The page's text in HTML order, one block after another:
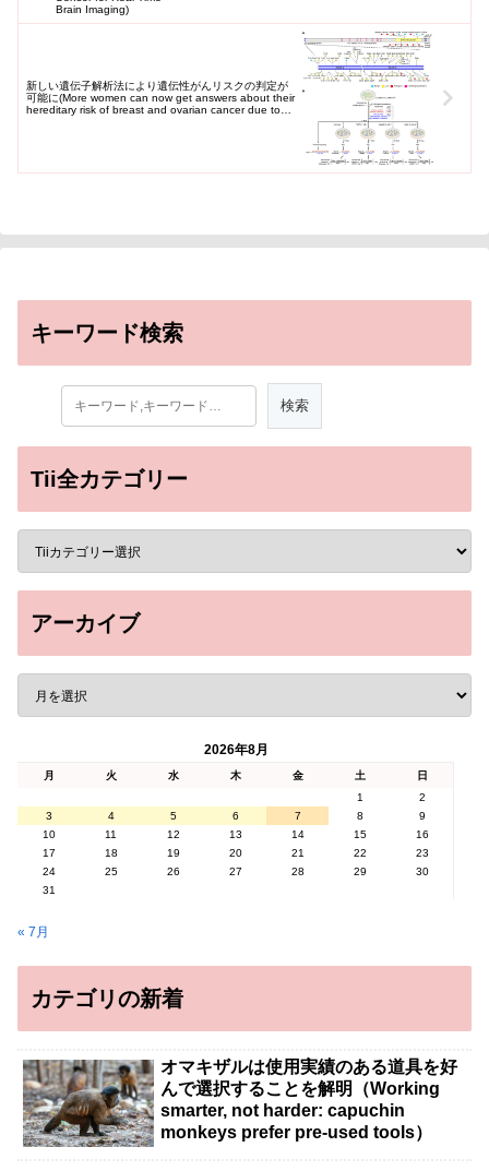
新しい遺伝子解析法により遺伝性がんリスクの判定が
可能に(More women can now get answers about their
hereditary risk of breast and ovarian cancer due to
キーワード検索
Tii全カテゴリー
アーカイブ
2026年8月
月 火 水 木 金 土
日
1
2
3
4 5 6 7 8
9
10
11 12 13 14 15
16
17
18 19 20 21 22
23
24
25 26 27 28 29
30
31
« 7月
カテゴリの新着
オマキザルは使用実績のある道具を好
んで選択することを解明（Working
smarter, not harder: capuchin
monkeys prefer pre-used tools）